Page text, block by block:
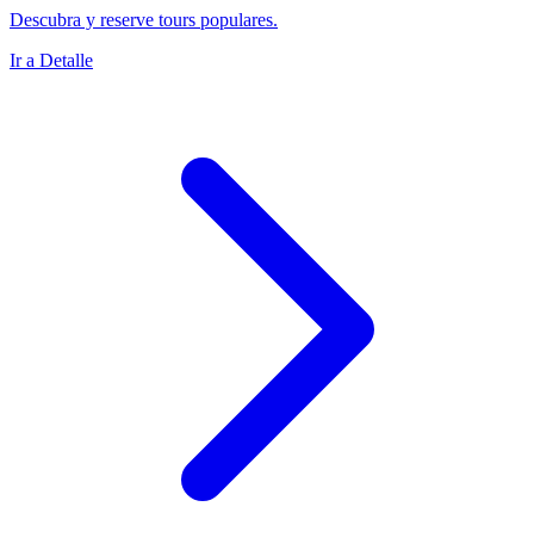
Descubra y reserve tours populares.
Ir a Detalle